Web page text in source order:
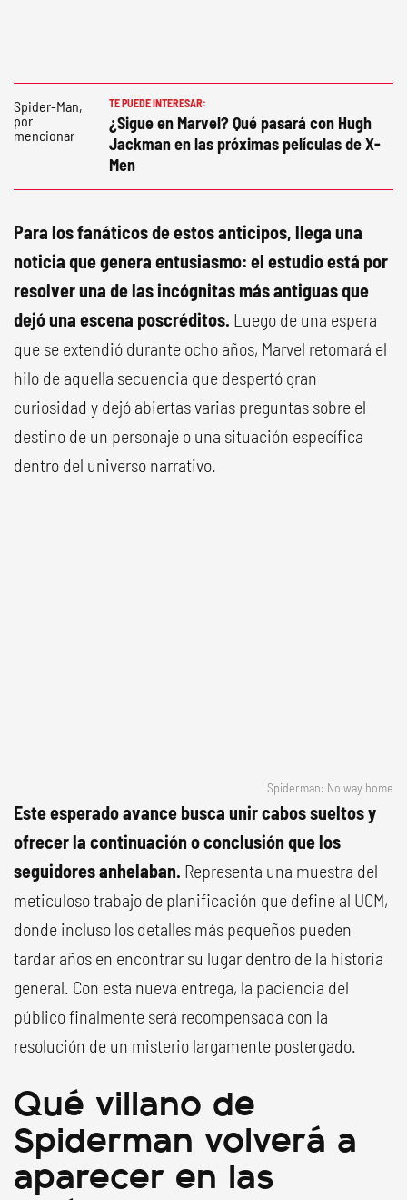
TE PUEDE INTERESAR:
¿Sigue en Marvel? Qué pasará con Hugh
Jackman en las próximas películas de X-
Men
Para los fanáticos de estos anticipos, llega una
noticia que genera entusiasmo: el estudio está por
resolver una de las incógnitas más antiguas que
dejó una escena poscréditos. Luego de una espera
que se extendió durante ocho años, Marvel retomará el
hilo de aquella secuencia que despertó gran
curiosidad y dejó abiertas varias preguntas sobre el
destino de un personaje o una situación específica
dentro del universo narrativo.
Spiderman: No way home
Este esperado avance busca unir cabos sueltos y
ofrecer la continuación o conclusión que los
seguidores anhelaban. Representa una muestra del
meticuloso trabajo de planificación que define al UCM,
donde incluso los detalles más pequeños pueden
tardar años en encontrar su lugar dentro de la historia
general. Con esta nueva entrega, la paciencia del
público finalmente será recompensada con la
resolución de un misterio largamente postergado.
Qué villano de
Spiderman volverá a
aparecer en las